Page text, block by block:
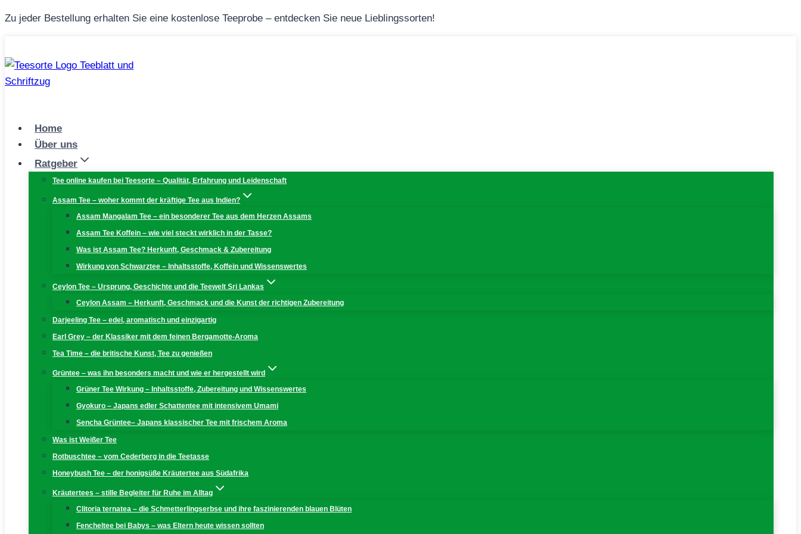
Zum
Zu jeder Bestellung erhalten Sie eine kostenlose Teeprobe – entdecken Sie neue Lieblingssorten!
Home
Über uns
Ratgeber
Tee online kaufen bei Teesorte – Qualität, Erfahrung und Leidenschaft
Assam Tee – woher kommt der kräftige Tee aus Indien?
Assam Mangalam Tee – ein besonderer Tee aus dem Herzen Assams
Assam Tee Koffein – wie viel steckt wirklich in der Tasse?
Was ist Assam Tee? Herkunft, Geschmack & Zubereitung
Wirkung von Schwarztee – Inhaltsstoffe, Koffein und Wissenswertes
Ceylon Tee – Ursprung, Geschichte und die Teewelt Sri Lankas
Ceylon Assam – Herkunft, Geschmack und die Kunst der richtigen Zubereitung
Darjeeling Tee – edel, aromatisch und einzigartig
Earl Grey – der Klassiker mit dem feinen Bergamotte-Aroma
Tea Time – die britische Kunst, Tee zu genießen
Grüntee – was ihn besonders macht und wie er hergestellt wird
Grüner Tee Wirkung – Inhaltsstoffe, Zubereitung und Wissenswertes
Gyokuro – Japans edler Schattentee mit intensivem Umami
Sencha Grüntee– Japans klassischer Tee mit frischem Aroma
Was ist Weißer Tee
Rotbuschtee – vom Cederberg in die Teetasse
Honeybush Tee – der honigsüße Kräutertee aus Südafrika
Kräutertees – stille Begleiter für Ruhe im Alltag
Clitoria ternatea – die Schmetterlingserbse und ihre faszinierenden blauen Blüten
Fencheltee bei Babys – was Eltern heute wissen sollten